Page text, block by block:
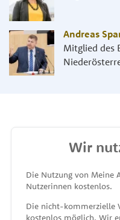
Andreas
Mitglied des
MEINE
Wir
Die Nutzung von Meine
Nutzerinnen kostenlos.
Die nicht-kommerzielle
kostenlos möglich. Wir